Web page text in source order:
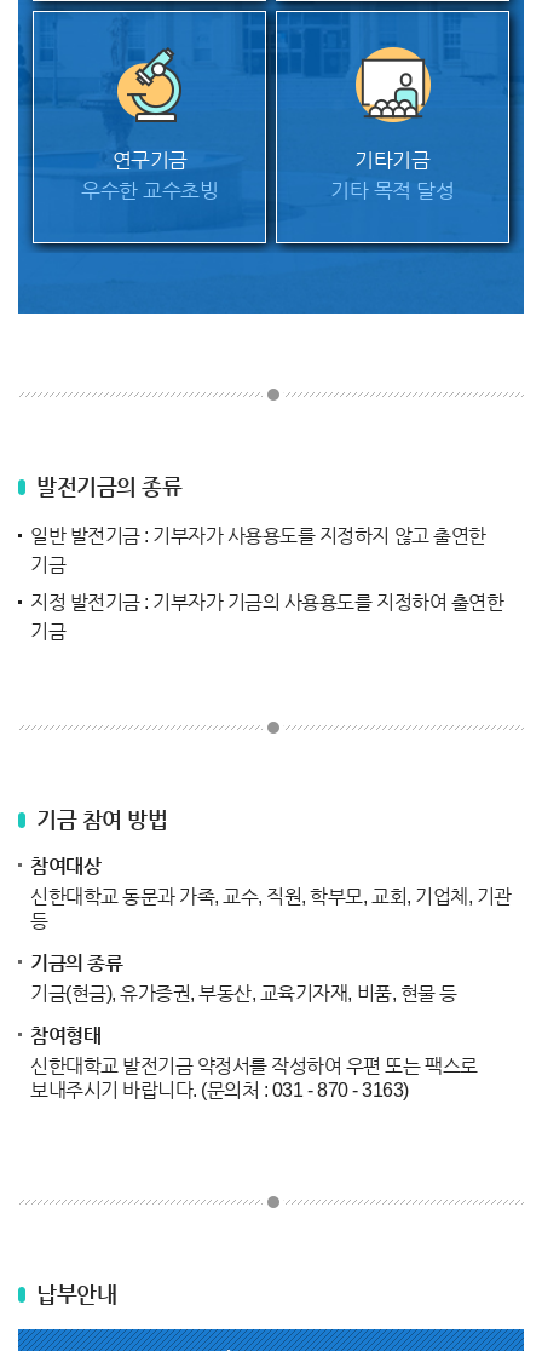
연구기금
우수한 교수초빙
기타기금
기타 목적 달성
발전기금의 종류
일반 발전기금 : 기부자가 사용용도를 지정하지 않고 출연한
기금
지정 발전기금 : 기부자가 기금의 사용용도를 지정하여 출연한
기금
기금 참여 방법
참여대상
신한대학교 동문과 가족, 교수, 직원, 학부모, 교회, 기업체, 기관
등
기금의 종류
기금(현금), 유가증권, 부동산, 교육기자재, 비품, 현물 등
참여형태
신한대학교 발전기금 약정서를 작성하여 우편 또는 팩스로
보내주시기 바랍니다. (문의처 : 031 - 870 - 3163)
납부안내